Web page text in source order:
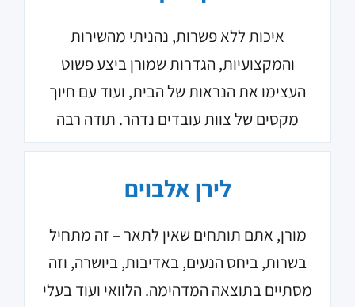
איכות ללא פשרות, נהניתי מהשירות
והמקצועיות, הגדרות שמורן ביצע פשוט
העצימו את הנראות של הבית, ועוד עם חיוך
מקסים של צוות עובדים נדהר. תודה רבה
לירן אלבוים
מורן, אתם תותחים שאין לתאר – זה מתחיל
בשרות, ביחס הנעים, באדיבות, ביושרה, וזה
מסתיים בתוצאה המדהימה. הלוואי ועוד בעלי